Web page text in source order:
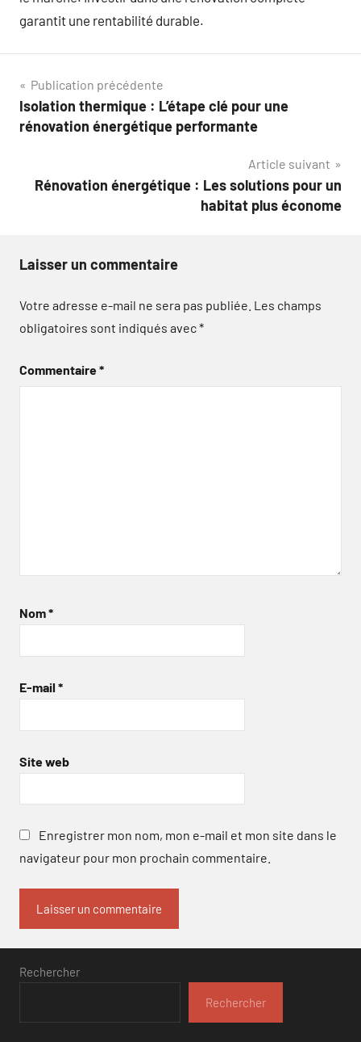
garantit une rentabilité durable.
Navigation
de
Publication précédente
Isolation thermique : L’étape clé pour une
rénovation énergétique performante
Article suivant
Rénovation énergétique : Les solutions pour un
habitat plus économe
Laisser un commentaire
Votre adresse e-mail ne sera pas publiée. Les champs
obligatoires sont indiqués avec*
Commentaire*
Nom*
E-mail *
Site web
Enregistrer mon nom, mon e-mail et mon site dans le
navigateur pour mon prochain commentaire.
Rechercher
Rechercher